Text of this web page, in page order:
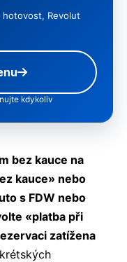
hotovost, Revolut
kdykoliv
bez kauce na
kauce» nebo
s FDW nebo
«platba při
zatížena